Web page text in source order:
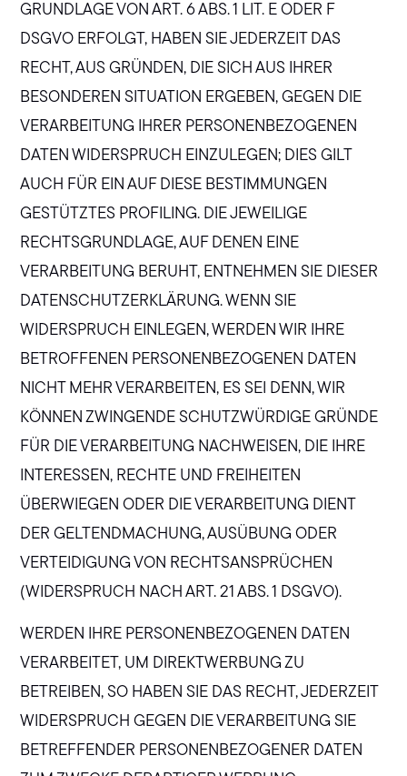
GRUNDLAGE VON ART. 6 ABS. 1 LIT. E ODER F
DSGVO ERFOLGT, HABEN SIE JEDERZEIT DAS
RECHT, AUS GRÜNDEN, DIE SICH AUS IHRER
BESONDEREN SITUATION ERGEBEN, GEGEN DIE
VERARBEITUNG IHRER PERSONENBEZOGENEN
DATEN WIDERSPRUCH EINZULEGEN; DIES GILT
AUCH FÜR EIN AUF DIESE BESTIMMUNGEN
GESTÜTZTES PROFILING. DIE JEWEILIGE
RECHTSGRUNDLAGE, AUF DENEN EINE
VERARBEITUNG BERUHT, ENTNEHMEN SIE DIESER
DATENSCHUTZERKLÄRUNG. WENN SIE
WIDERSPRUCH EINLEGEN, WERDEN WIR IHRE
BETROFFENEN PERSONENBEZOGENEN DATEN
NICHT MEHR VERARBEITEN, ES SEI DENN, WIR
KÖNNEN ZWINGENDE SCHUTZWÜRDIGE GRÜNDE
FÜR DIE VERARBEITUNG NACHWEISEN, DIE IHRE
INTERESSEN, RECHTE UND FREIHEITEN
ÜBERWIEGEN ODER DIE VERARBEITUNG DIENT
DER GELTENDMACHUNG, AUSÜBUNG ODER
VERTEIDIGUNG VON RECHTSANSPRÜCHEN
(WIDERSPRUCH NACH ART. 21 ABS. 1 DSGVO).
WERDEN IHRE PERSONENBEZOGENEN DATEN
VERARBEITET, UM DIREKTWERBUNG ZU
BETREIBEN, SO HABEN SIE DAS RECHT, JEDERZEIT
WIDERSPRUCH GEGEN DIE VERARBEITUNG SIE
BETREFFENDER PERSONENBEZOGENER DATEN